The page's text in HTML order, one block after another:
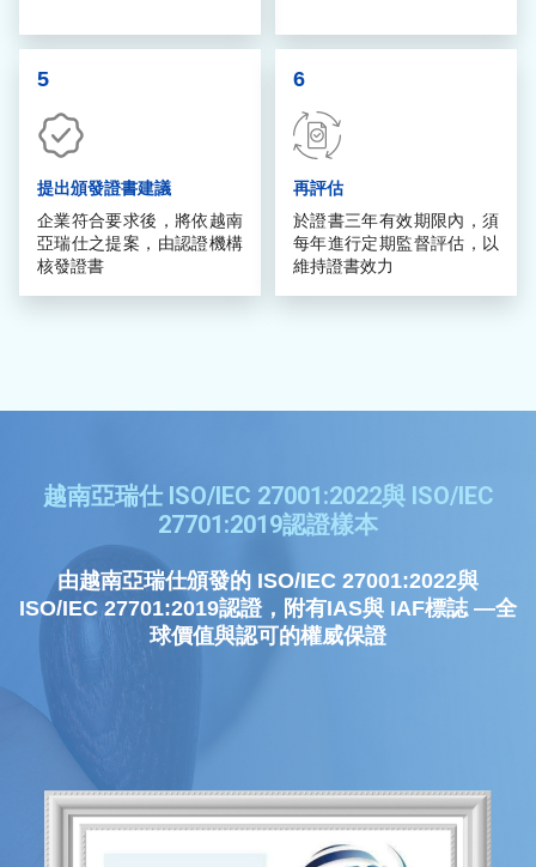
5
提出頒發證書建議
企業符合要求後，將依越南
亞瑞仕之提案，由認證機構
核發證書
6
再評估
於證書三年有效期限內，須
每年進行定期監督評估，以
維持證書效力
越南亞瑞仕 ISO/IEC 27001:2022與 ISO/IEC
27701:2019認證樣本
由越南亞瑞仕頒發的 ISO/IEC 27001:2022與
ISO/IEC 27701:2019認證，附有IAS與 IAF標誌 —全
球價值與認可的權威保證